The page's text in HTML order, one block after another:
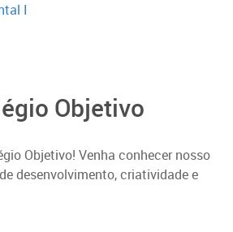
I
Objetivo
Objetivo! Venha conhecer nosso
desenvolvimento, criatividade e